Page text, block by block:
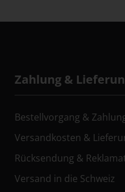
Zahlung &
Bestellvorgang &
Versandkosten &
Rücksendung &
Versand in die Schweiz